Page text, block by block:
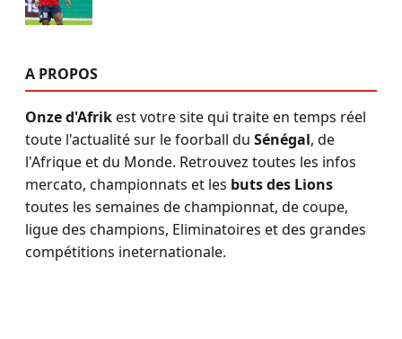
A PROPOS
Onze d'Afrikest votre site qui traite en temps réel
toute l'actualité sur le foorball du Sénégal, de
l'Afrique et du Monde. Retrouvez toutes les infos
mercato, championnats et les buts des Lions
toutes les semaines de championnat, de coupe,
ligue des champions, Eliminatoires et des grandes
compétitions ineternationale.